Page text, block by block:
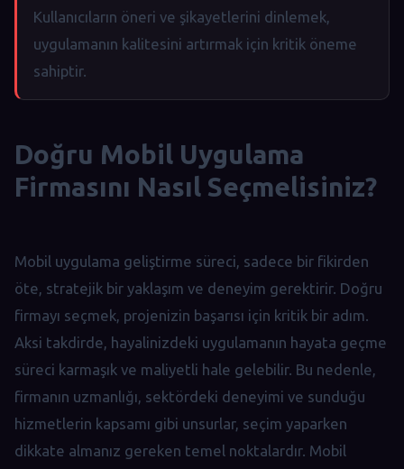
Kullanıcıların öneri ve şikayetlerini dinlemek,
uygulamanın kalitesini artırmak için kritik öneme
sahiptir.
Doğru Mobil Uygulama
Firmasını Nasıl Seçmelisiniz?
Mobil uygulama geliştirme süreci, sadece bir fikirden
öte, stratejik bir yaklaşım ve deneyim gerektirir. Doğru
firmayı seçmek, projenizin başarısı için kritik bir adım.
Aksi takdirde, hayalinizdeki uygulamanın hayata geçme
süreci karmaşık ve maliyetli hale gelebilir. Bu nedenle,
firmanın uzmanlığı, sektördeki deneyimi ve sunduğu
hizmetlerin kapsamı gibi unsurlar, seçim yaparken
dikkate almanız gereken temel noktalardır. Mobil